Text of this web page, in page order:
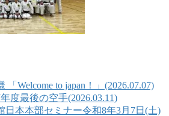
Welcome to japan！」(2026.07.07)
度最後の空手(2026.03.11)
日本本部セミナー令和8年3月7日(土)